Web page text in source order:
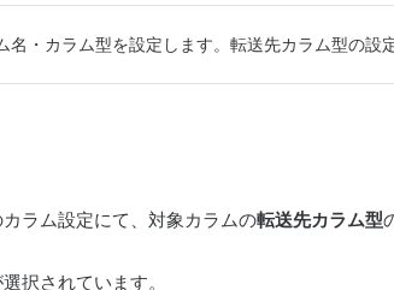
・カラム型を設定します。転送先カラム型の設
ラム設定にて、対象カラムの転送先カラム型
択されています。